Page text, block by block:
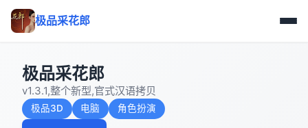
极品采花郎
极品采花郎
v1.3.1,整个新型,官式汉语拷贝
极品3D 电脑 角色扮演